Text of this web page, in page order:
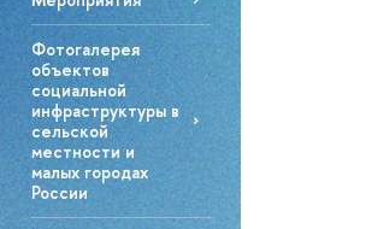
Фотогалерея
объектов
социальной
инфраструктуры в
сельской
местности и
малых городах
России